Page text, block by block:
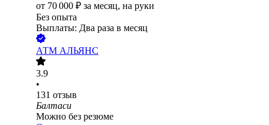
от 70 000 ₽ за месяц, на руки
Без опыта
Выплаты: Два раза в месяц
АТМ АЛЬЯНС
3.9
•
131 отзыв
Балтаси
Можно без резюме